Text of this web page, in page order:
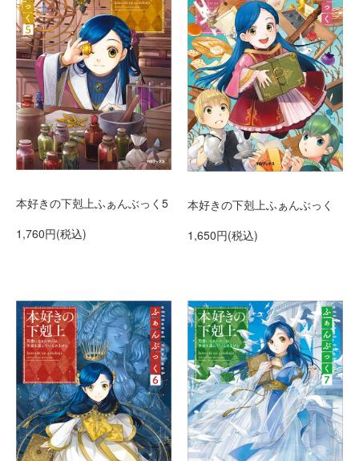
本好きの下剋上ふぁんぶっく5
1,760円(税込)
本好きの下剋上ふぁんぶっく
1,650円(税込)